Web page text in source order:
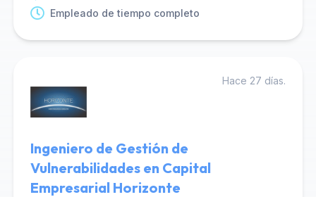
Empleado de tiempo completo
Hace 27 días.
Ingeniero de Gestión de
Vulnerabilidades en Capital
Empresarial Horizonte